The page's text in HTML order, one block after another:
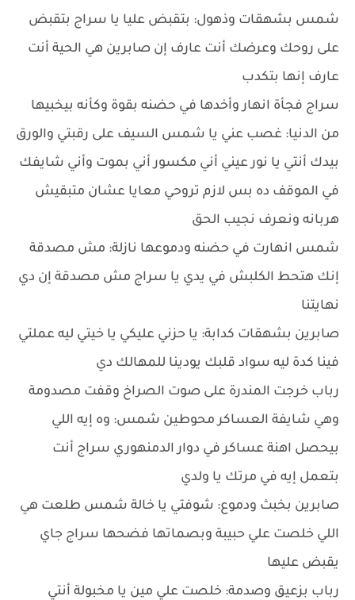
شمس بشهقات وذهول: بتقبض عليا يا سراج بتقبض
على روحك وعرضك أنت عارف إن صابرين هي الحية أنت
عارف إنها بتكدب
سراج فجأة انهار وأخدها في حضنه بقوة وكأنه بيخبيها
من الدنيا: غصب عني يا شمس السيف على رقبتي والورق
بيدك أنتي يا نور عيني أني مكسور أني بموت وأني شايفك
في الموقف ده بس لازم تروحي معايا عشان متبقيش
هربانه ونعرف نجيب الحق
شمس انهارت في حضنه ودموعها نازلة: مش مصدقة
إنك هتحط الكلبش في يدي يا سراج مش مصدقة إن دي
نهايتنا
صابرين بشهقات كدابة: يا حزني عليكي يا خيتي ليه عملتي
فينا كدة ليه سواد قلبك يودينا للمهالك دي
رباب خرجت المندرة على صوت الصراخ وقفت مصدومة
وهي شايفة العساكر محوطين شمس: وه إيه اللي
بيحصل اهنة عساكر في دوار الدمنهوري سراج أنت
بتعمل إيه في مرتك يا ولدي
صابرين بخبث ودموع: شوفتي يا خالة شمس طلعت هي
اللي خلصت علي حبيبة وبصماتها فضحها سراج جاي
يقبض عليها
رباب بزعيق وصدمة: خلصت علي مين يا مخبولة أنتي